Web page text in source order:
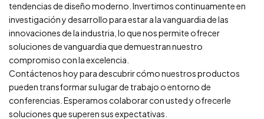
tendencias de diseño moderno. Invertimos continuamente en
investigación y desarrollo para estar a la vanguardia de las
innovaciones de la industria, lo que nos permite ofrecer
soluciones de vanguardia que demuestran nuestro
compromiso con la excelencia.
Contáctenos hoy para descubrir cómo nuestros productos
pueden transformar su lugar de trabajo o entorno de
conferencias. Esperamos colaborar con usted y ofrecerle
soluciones que superen sus expectativas.